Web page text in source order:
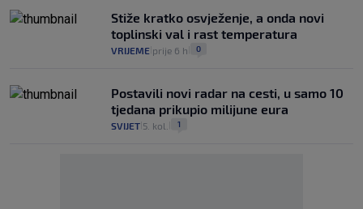
Stiže kratko osvježenje, a onda novi
toplinski val i rast temperatura
VRIJEME prije 6 h 0
Postavili novi radar na cesti, u samo 10
tjedana prikupio milijune eura
SVIJET 5. kol. 1